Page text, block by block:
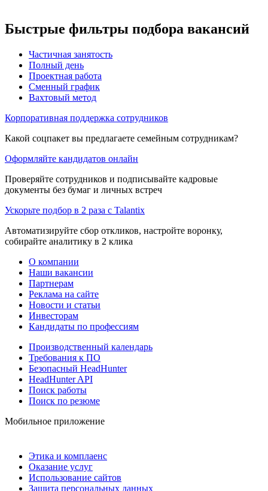
Быстрые фильтры подбора вакансий
Частичная занятость
Полный день
Проектная работа
Сменный график
Вахтовый метод
Корпоративная поддержка сотрудников
Какой соцпакет вы предлагаете семейным сотрудникам?
Оформляйте кандидатов онлайн
Проверяйте сотрудников и подписывайте кадровые
документы без бумаг и личных встреч
Ускорьте подбор в 2 раза с Talantix
Автоматизируйте сбор откликов, настройте воронку,
собирайте аналитику в 2 клика
О компании
Наши вакансии
Партнерам
Реклама на сайте
Новости и статьи
Инвесторам
Кандидаты по профессиям
Производственный календарь
Требования к ПО
Безопасный HeadHunter
HeadHunter API
Поиск работы
Поиск по резюме
Мобильное приложение
Этика и комплаенс
Оказание услуг
Использование сайтов
Защита персональных данных